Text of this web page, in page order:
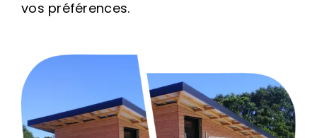
vos préférences.